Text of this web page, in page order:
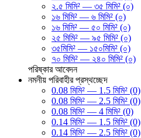
২.৫ মিমি² — ৩৫ মিমি² (০)
১৬ মিমি² — ৬ মিমি² (০)
১৬ মিমি² — ৫০ মিমি² (০)
২৫ মিমি² — ৯৫ মিমি² (০)
৩৫মিমি² — ১৫০মিমি² (০)
৭০ মিমি² — ২৪০ মিমি² (০)
পরিষ্কার আবেদন
নমনীয় পরিবাহীর প্রস্থচ্ছেদ
0.08 মিমি² — 1.5 মিমি² (0)
0.08 মিমি² — 2.5 মিমি² (0)
0.08 মিমি² — 4 মিমি² (0)
0.14 মিমি² — 1.5 মিমি² (0)
0.14 মিমি² — 2.5 মিমি² (0)